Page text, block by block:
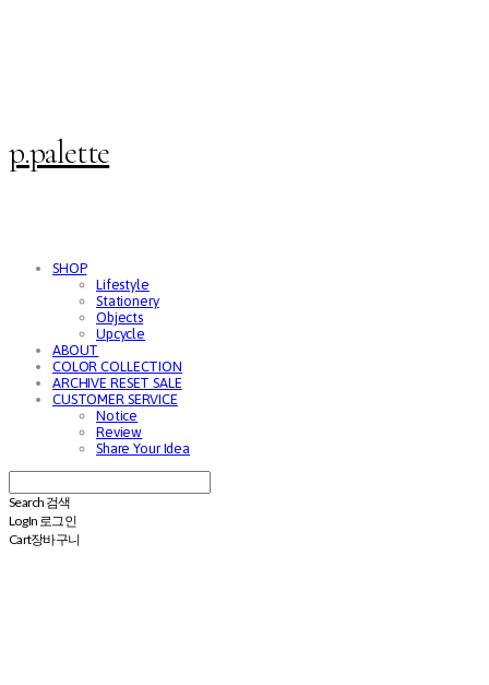
p.palette
SHOP
Lifestyle
Stationery
Objects
Upcycle
ABOUT
COLOR COLLECTION
ARCHIVE RESET SALE
CUSTOMER SERVICE
Notice
Review
Share Your Idea
Search 검색
Log In 로그인
Cart장바구니